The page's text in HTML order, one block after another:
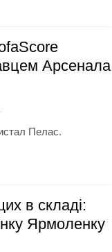
Арсенала
Пелас.
в складі:
Ярмоленку